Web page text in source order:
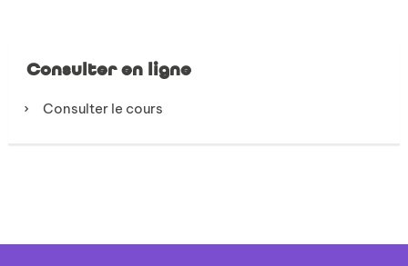
Consulter en ligne
Consulter le cours